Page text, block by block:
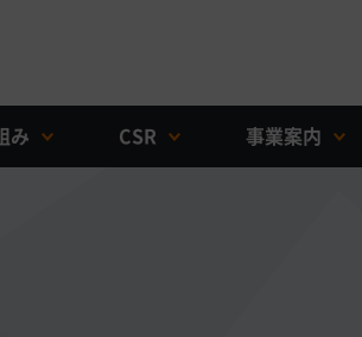
み CSR 事業案内